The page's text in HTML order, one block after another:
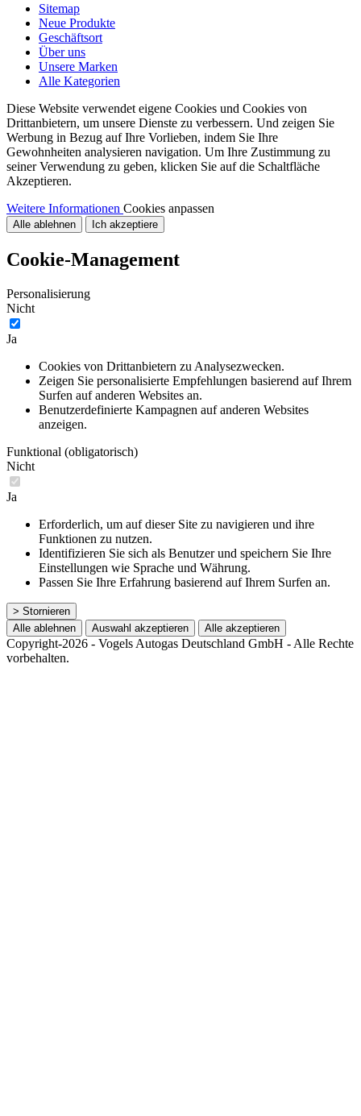
Sitemap
Neue Produkte
Geschäftsort
Über uns
Unsere Marken
Alle Kategorien
Diese Website verwendet eigene Cookies und Cookies von
Drittanbietern, um unsere Dienste zu verbessern. Und zeigen Sie
Werbung in Bezug auf Ihre Vorlieben, indem Sie Ihre
Gewohnheiten analysieren navigation. Um Ihre Zustimmung zu
seiner Verwendung zu geben, klicken Sie auf die Schaltfläche
Akzeptieren.
Weitere Informationen Cookies anpassen
Alle ablehnen Ich akzeptiere
Cookie-Management
Personalisierung
Nicht
Ja
Cookies von Drittanbietern zu Analysezwecken.
Zeigen Sie personalisierte Empfehlungen basierend auf Ihrem
Surfen auf anderen Websites an.
Benutzerdefinierte Kampagnen auf anderen Websites
anzeigen.
Funktional (obligatorisch)
Nicht
Ja
Erforderlich, um auf dieser Site zu navigieren und ihre
Funktionen zu nutzen.
Identifizieren Sie sich als Benutzer und speichern Sie Ihre
Einstellungen wie Sprache und Währung.
Passen Sie Ihre Erfahrung basierend auf Ihrem Surfen an.
> Stornieren
Alle ablehnen
Auswahl akzeptieren Alle akzeptieren
Copyright-2026 - Vogels Autogas Deutschland GmbH - Alle Rechte
vorbehalten.